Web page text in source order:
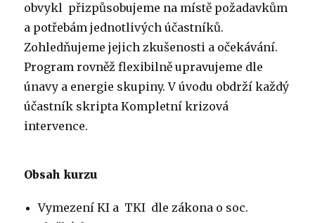
obvykl přizpůsobujeme na místě požadavkům
a potřebám jednotlivých účastníků.
Zohledňujeme jejich zkušenosti a očekávání.
Program rovněž flexibilně upravujeme dle
únavy a energie skupiny. V úvodu obdrží každý
účastník skripta Kompletní krizová
intervence.
Obsah kurzu
Vymezení KI a TKI dle zákona o soc.